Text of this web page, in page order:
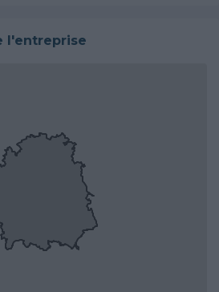
l'entreprise